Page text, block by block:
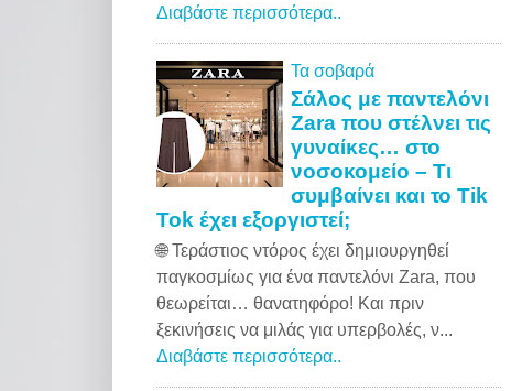
Διαβάστε περισσότερα..
Τα σοβαρά
Σάλος με παντελόνι
Zara που στέλνει τις
γυναίκες… στο
νοσοκομείο – Τι
συμβαίνει και το Tik
Tok έχει εξοργιστεί;
🌐 Τεράστιος ντόρος έχει δημιουργηθεί
παγκοσμίως για ένα παντελόνι Zara, που
θεωρείται… θανατηφόρο! Και πριν
ξεκινήσεις να μιλάς για υπερβολές, ν...
Διαβάστε περισσότερα..